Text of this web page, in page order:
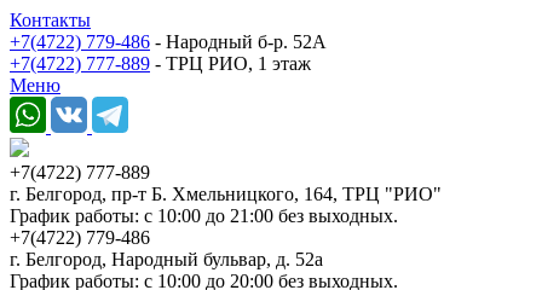
Контакты
+7(4722) 779-486 - Народный б-р. 52А
+7(4722) 777-889 - ТРЦ РИО, 1 этаж
Меню
+7(4722) 777-889
г. Белгород, пр-т Б. Хмельницкого, 164, ТРЦ "РИО"
График работы: с 10:00 до 21:00 без выходных.
+7(4722) 779-486
г. Белгород, Народный бульвар, д. 52а
График работы: с 10:00 до 20:00 без выходных.